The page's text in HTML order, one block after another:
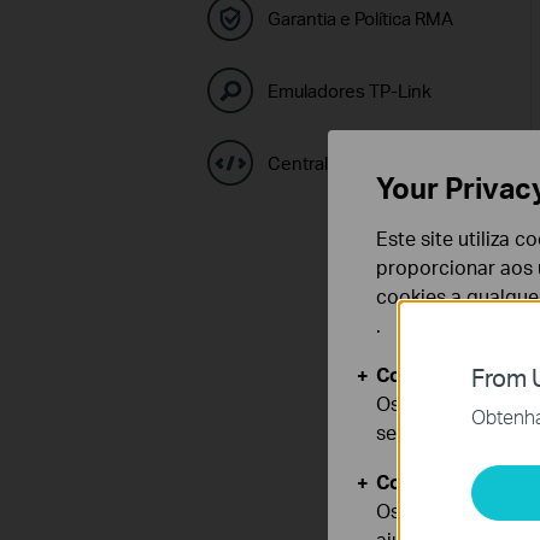
Garantia e Política RMA
Emuladores TP-Link
Central de Códigos GPL
From
Your
Este site utiliza
proporcionar aos
cookies a
.
Cookies Básicos
Os cookies são
seus sistemas.
Cookies de
Os cookies de